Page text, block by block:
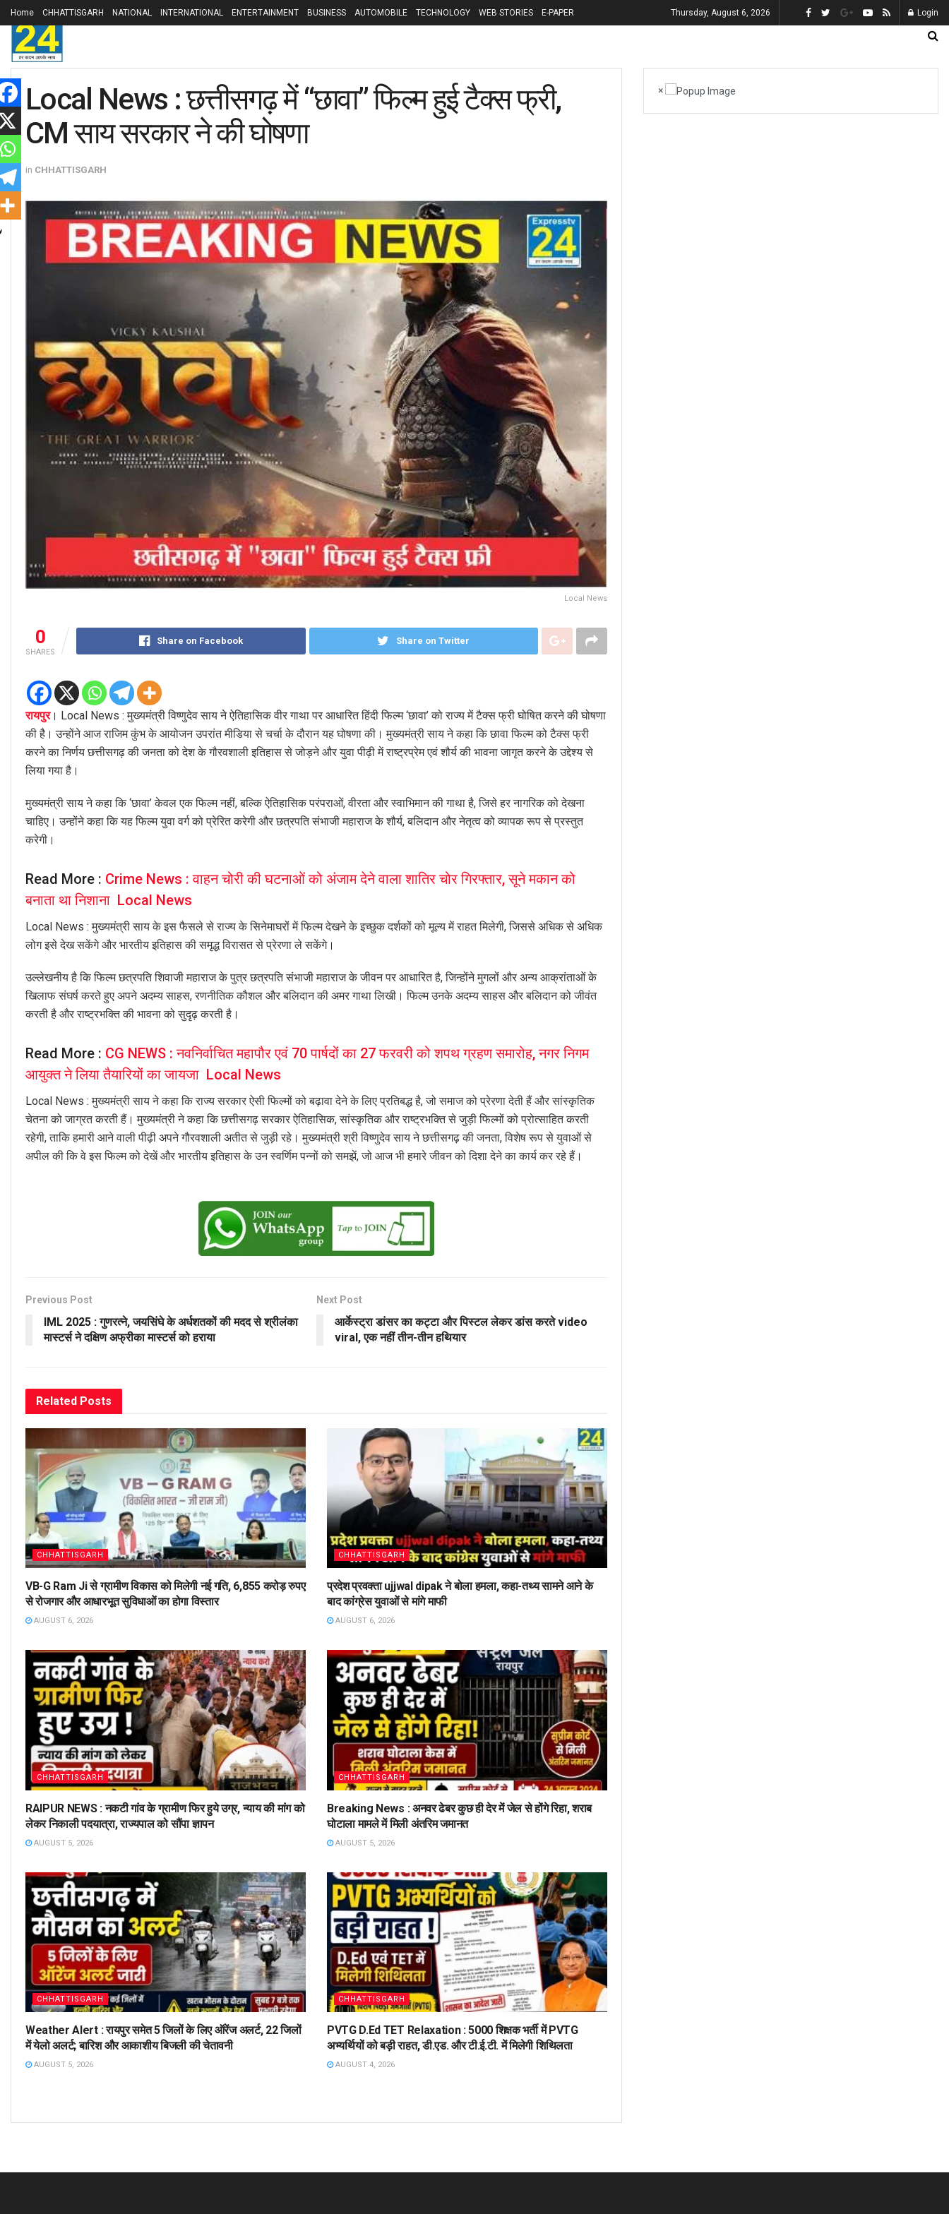
Home CHHATTISGARH NATIONAL INTERNATIONAL ENTERTAINMENT BUSINESS AUTOMOBILE TECHNOLOGY WEB STORIES E-PAPER Thursday, August 6, 2026 Login
Local News : छत्तीसगढ़ में “छावा” फिल्म हुई टैक्स फ्री,
CM साय सरकार ने की घोषणा
in CHHATTISGARH
Local News
0
SHARES
Share on Facebook Share on Twitter
रायपुर। Local News : मुख्यमंत्री विष्णुदेव साय ने ऐतिहासिक वीर गाथा पर आधारित हिंदी फिल्म ‘छावा’ को राज्य में टैक्स फ्री घोषित करने की घोषणा
की है। उन्होंने आज राजिम कुंभ के आयोजन उपरांत मीडिया से चर्चा के दौरान यह घोषणा की। मुख्यमंत्री साय ने कहा कि छावा फिल्म को टैक्स फ्री
करने का निर्णय छत्तीसगढ़ की जनता को देश के गौरवशाली इतिहास से जोड़ने और युवा पीढ़ी में राष्ट्रप्रेम एवं शौर्य की भावना जागृत करने के उद्देश्य से
लिया गया है।
मुख्यमंत्री साय ने कहा कि ‘छावा’ केवल एक फिल्म नहीं, बल्कि ऐतिहासिक परंपराओं, वीरता और स्वाभिमान की गाथा है, जिसे हर नागरिक को देखना
चाहिए। उन्होंने कहा कि यह फिल्म युवा वर्ग को प्रेरित करेगी और छत्रपति संभाजी महाराज के शौर्य, बलिदान और नेतृत्व को व्यापक रूप से प्रस्तुत
करेगी।
Read More : Crime News : वाहन चोरी की घटनाओं को अंजाम देने वाला शातिर चोर गिरफ्तार, सूने मकान को
बनाता था निशाना Local News
Local News : मुख्यमंत्री साय के इस फैसले से राज्य के सिनेमाघरों में फिल्म देखने के इच्छुक दर्शकों को मूल्य में राहत मिलेगी, जिससे अधिक से अधिक
लोग इसे देख सकेंगे और भारतीय इतिहास की समृद्ध विरासत से प्रेरणा ले सकेंगे।
उल्लेखनीय है कि फिल्म छत्रपति शिवाजी महाराज के पुत्र छत्रपति संभाजी महाराज के जीवन पर आधारित है, जिन्होंने मुगलों और अन्य आक्रांताओं के
खिलाफ संघर्ष करते हुए अपने अदम्य साहस, रणनीतिक कौशल और बलिदान की अमर गाथा लिखी। फिल्म उनके अदम्य साहस और बलिदान को जीवंत
करती है और राष्ट्रभक्ति की भावना को सुदृढ़ करती है।
Read More : CG NEWS : नवनिर्वाचित महापौर एवं 70 पार्षदों का 27 फरवरी को शपथ ग्रहण समारोह, नगर निगम
आयुक्त ने लिया तैयारियों का जायजा Local News
Local News : मुख्यमंत्री साय ने कहा कि राज्य सरकार ऐसी फिल्मों को बढ़ावा देने के लिए प्रतिबद्ध है, जो समाज को प्रेरणा देती हैं और सांस्कृतिक
चेतना को जाग्रत करती हैं। मुख्यमंत्री ने कहा कि छत्तीसगढ़ सरकार ऐतिहासिक, सांस्कृतिक और राष्ट्रभक्ति से जुड़ी फिल्मों को प्रोत्साहित करती
रहेगी, ताकि हमारी आने वाली पीढ़ी अपने गौरवशाली अतीत से जुड़ी रहे। मुख्यमंत्री श्री विष्णुदेव साय ने छत्तीसगढ़ की जनता, विशेष रूप से युवाओं से
अपील की कि वे इस फिल्म को देखें और भारतीय इतिहास के उन स्वर्णिम पन्नों को समझें, जो आज भी हमारे जीवन को दिशा देने का कार्य कर रहे हैं।
Previous Post
IML 2025 : गुणरत्ने, जयसिंघे के अर्धशतकों की मदद से श्रीलंका
मास्टर्स ने दक्षिण अफ्रीका मास्टर्स को हराया
Next Post
आर्केस्ट्रा डांसर का कट्टा और पिस्टल लेकर डांस करते video
viral, एक नहीं तीन-तीन हथियार
Related Posts
CHHATTISGARH
VB-G Ram Ji से ग्रामीण विकास को मिलेगी नई गति, 6,855 करोड़ रुपए
से रोजगार और आधारभूत सुविधाओं का होगा विस्तार
AUGUST 6, 2026
CHHATTISGARH
प्रदेश प्रवक्ता ujjwal dipak ने बोला हमला, कहा-तथ्य सामने आने के
बाद कांग्रेस युवाओं से मांगे माफी
AUGUST 6, 2026
CHHATTISGARH
RAIPUR NEWS : नकटी गांव के ग्रामीण फिर हुये उग्र, न्याय की मांग को
लेकर निकाली पदयात्रा, राज्यपाल को सौंपा ज्ञापन
AUGUST 5, 2026
CHHATTISGARH
Breaking News : अनवर ढेबर कुछ ही देर में जेल से होंगे रिहा, शराब
घोटाला मामले में मिली अंतरिम जमानत
AUGUST 5, 2026
CHHATTISGARH
Weather Alert : रायपुर समेत 5 जिलों के लिए ऑरेंज अलर्ट, 22 जिलों
में येलो अलर्ट; बारिश और आकाशीय बिजली की चेतावनी
AUGUST 5, 2026
CHHATTISGARH
PVTG D.Ed TET Relaxation : 5000 शिक्षक भर्ती में PVTG
अभ्यर्थियों को बड़ी राहत, डी.एड. और टी.ई.टी. में मिलेगी शिथिलता
AUGUST 4, 2026
×